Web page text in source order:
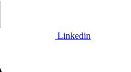
Linkedin